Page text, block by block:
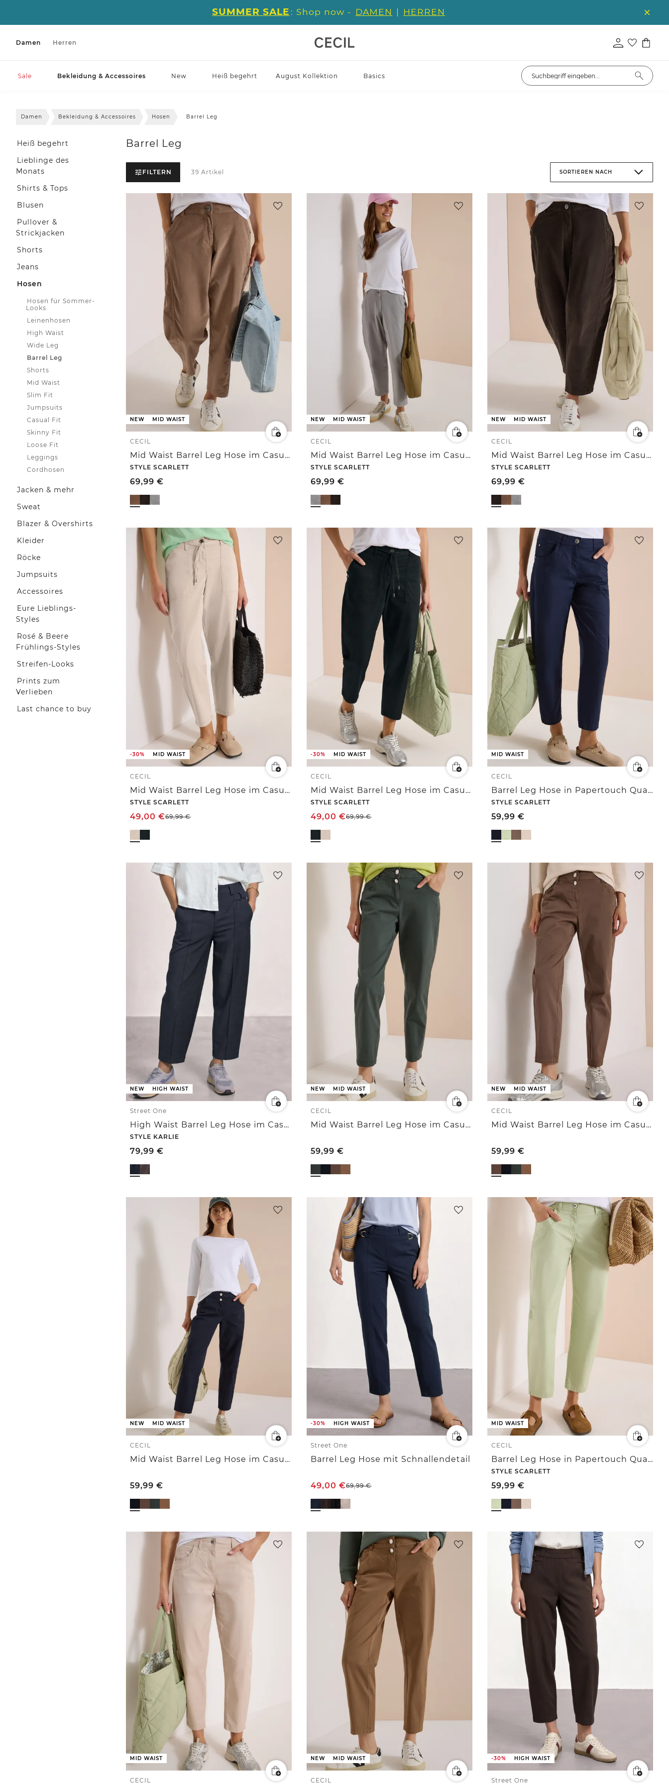
SUMMER SALE : Shop now - DAMEN | HERREN
Damen Herren
Sale Bekleidung & Accessoires New Heiß begehrt August Kollektion Basics
Damen Bekleidung & Accessoires Hosen Barrel Leg
Heiß begehrt
Lieblinge des
Monats
Shirts & Tops
Blusen
Pullover &
Strickjacken
Shorts
Jeans
Hosen
Hosen für Sommer-
Looks
Leinenhosen
High Waist
Wide Leg
Barrel Leg
Shorts
Mid Waist
Slim Fit
Jumpsuits
Casual Fit
Skinny Fit
Loose Fit
Leggings
Cordhosen
Jacken & mehr
Sweat
Blazer & Overshirts
Kleider
Röcke
Jumpsuits
Accessoires
Eure Lieblings-
Styles
Rosé & Beere
Frühlings-Styles
Streifen-Looks
Prints zum
Verlieben
Last chance to buy
Barrel Leg
FILTERN 39 Artikel SORTIEREN NACH
NEW MID WAIST
CECIL
Mid Waist Barrel Leg Hose im Casual Fit
STYLE SCARLETT
69,99€
NEW MID WAIST
CECIL
Mid Waist Barrel Leg Hose im Casual Fit
STYLE SCARLETT
69,99€
NEW MID WAIST
CECIL
Mid Waist Barrel Leg Hose im Casual Fit
STYLE SCARLETT
69,99€
-30% MID WAIST
CECIL
Mid Waist Barrel Leg Hose im Casual Fit
STYLE SCARLETT
49,00€69,99€
-30% MID WAIST
CECIL
Mid Waist Barrel Leg Hose im Casual Fit
STYLE SCARLETT
49,00€69,99€
MID WAIST
CECIL
Barrel Leg Hose in Papertouch Qualität
STYLE SCARLETT
59,99€
NEW HIGH WAIST
Street One
High Waist Barrel Leg Hose im Casual Fit
STYLE KARLIE
79,99€
NEW MID WAIST
CECIL
Mid Waist Barrel Leg Hose im Casual Fit
59,99€
NEW MID WAIST
CECIL
Mid Waist Barrel Leg Hose im Casual Fit
59,99€
NEW MID WAIST
CECIL
Mid Waist Barrel Leg Hose im Casual Fit
59,99€
-30% HIGH WAIST
Street One
Barrel Leg Hose mit Schnallendetail
49,00€69,99€
MID WAIST
CECIL
Barrel Leg Hose in Papertouch Qualität
STYLE SCARLETT
59,99€
MID WAIST
CECIL
NEW MID WAIST
CECIL
-30% HIGH WAIST
Street One